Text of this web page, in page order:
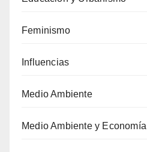
Feminismo
Influencias
Medio Ambiente
Medio Ambiente y Economía